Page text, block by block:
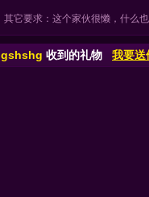
其它要求：这个家伙很懒，什么
gshshg 收到的礼物 我要送